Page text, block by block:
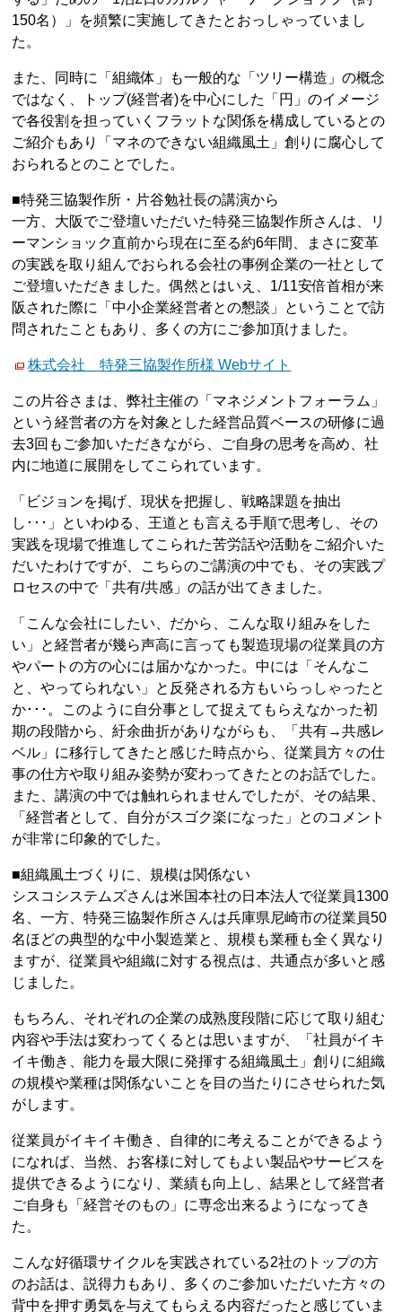
150名）」を頻繁に実施してきたとおっしゃっていまし
た。
また、同時に「組織体」も一般的な「ツリー構造」の概念
ではなく、トップ(経営者)を中心にした「円」のイメージ
で各役割を担っていくフラットな関係を構成しているとの
ご紹介もあり「マネのできない組織風土」創りに腐心して
おられるとのことでした。
■特発三協製作所・片谷勉社長の講演から
一方、大阪でご登壇いただいた特発三協製作所さんは、リ
ーマンショック直前から現在に至る約6年間、まさに変革
の実践を取り組んでおられる会社の事例企業の一社として
ご登壇いただきました。偶然とはいえ、1/11安倍首相が来
阪された際に「中小企業経営者との懇談」ということで訪
問されたこともあり、多くの方にご参加頂けました。
株式会社 特発三協製作所様 Webサイト
この片谷さまは、弊社主催の「マネジメントフォーラム」
という経営者の方を対象とした経営品質ベースの研修に過
去3回もご参加いただきながら、ご自身の思考を高め、社
内に地道に展開をしてこられています。
「ビジョンを掲げ、現状を把握し、戦略課題を抽出
し･･･」といわゆる、王道とも言える手順で思考し、その
実践を現場で推進してこられた苦労話や活動をご紹介いた
だいたわけですが、こちらのご講演の中でも、その実践プ
ロセスの中で「共有/共感」の話が出てきました。
「こんな会社にしたい、だから、こんな取り組みをした
い」と経営者が幾ら声高に言っても製造現場の従業員の方
やパートの方の心には届かなかった。中には「そんなこ
と、やってられない」と反発される方もいらっしゃったと
か･･･。このように自分事として捉えてもらえなかった初
期の段階から、紆余曲折がありながらも、「共有→共感レ
ベル」に移行してきたと感じた時点から、従業員方々の仕
事の仕方や取り組み姿勢が変わってきたとのお話でした。
また、講演の中では触れられませんでしたが、その結果、
「経営者として、自分がスゴク楽になった」とのコメント
が非常に印象的でした。
■組織風土づくりに、規模は関係ない
シスコシステムズさんは米国本社の日本法人で従業員1300
名、一方、特発三協製作所さんは兵庫県尼崎市の従業員50
名ほどの典型的な中小製造業と、規模も業種も全く異なり
ますが、従業員や組織に対する視点は、共通点が多いと感
じました。
もちろん、それぞれの企業の成熟度段階に応じて取り組む
内容や手法は変わってくるとは思いますが、「社員がイキ
イキ働き、能力を最大限に発揮する組織風土」創りに組織
の規模や業種は関係ないことを目の当たりにさせられた気
がします。
従業員がイキイキ働き、自律的に考えることができるよう
になれば、当然、お客様に対してもよい製品やサービスを
提供できるようになり、業績も向上し、結果として経営者
ご自身も「経営そのもの」に専念出来るようになってき
た。
こんな好循環サイクルを実践されている2社のトップの方
のお話は、説得力もあり、多くのご参加いただいた方々の
背中を押す勇気を与えてもらえる内容だったと感じていま